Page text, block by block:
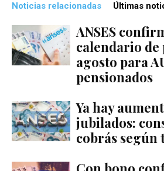
Noticias relacionadas Últimas
ANSES
calendario de
agosto para
pensionados
Ya hay
jubilados:
cobrás según